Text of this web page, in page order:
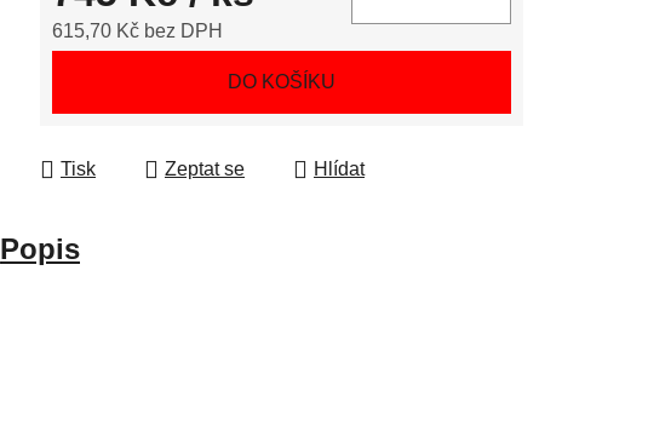
615,70 Kč bez DPH
DO KOŠÍKU
Tisk Zeptat se Hlídat
Popis